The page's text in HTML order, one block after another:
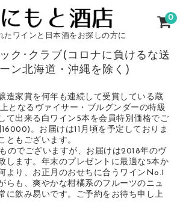
たワインと日本酒をお探しの方に
0
ク･クラブ(コロナに負けるな送
ン北海道・沖縄を除く)
造家賞を何年も連続して受賞している蔵
となるヴァイサー・ブルグンダーの特級
て出来る白ワイン5本を会員特別価格でご
。お届けは11月頃を予定しておりま
ともございます。
のでございますが、お届けは2018年のヴ
します。年末のプレゼントに最適な5本か
より、お正月のおせちに合うワインNo.1
らも、爽やかな柑橘系のフルーツのニュ
に飲み易いです。ご予約をお待ち申し上